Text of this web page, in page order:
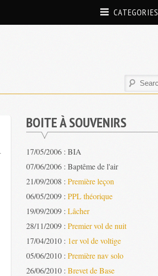
CATEGORIES
BOITE À SOUVENIRS
17/05/2006 : BIA
07/06/2006 : Baptême de l'air
21/09/2008 :Première leçon
06/05/2009 :PPL théorique
19/09/2009 :Lâcher
28/11/2009 :Premier vol de nuit
17/04/2010 : 1er vol de voltige
05/06/2010 :Première nav solo
26/06/2010 :Brevet de Base